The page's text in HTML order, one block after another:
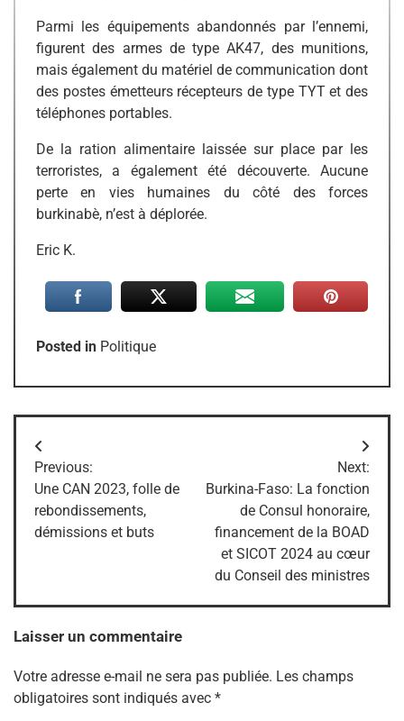
Parmi les équipements abandonnés par l’ennemi,
figurent des armes de type AK47, des munitions,
mais également du matériel de communication dont
des postes émetteurs récepteurs de type TYT et des
téléphones portables.
De la ration alimentaire laissée sur place par les
terroristes, a également été découverte. Aucune
perte en vies humaines du côté des forces
burkinabè, n’est à déplorée.
Eric K.
Posted in Politique
Navigation
de
l’article
Previous:
Une CAN 2023, folle de
rebondissements,
démissions et buts
Next:
Burkina-Faso: La fonction
de Consul honoraire,
financement de la BOAD
et SICOT 2024 au cœur
du Conseil des ministres
Laisser un commentaire
Votre adresse e-mail ne sera pas publiée. Les champs
obligatoires sont indiqués avec *